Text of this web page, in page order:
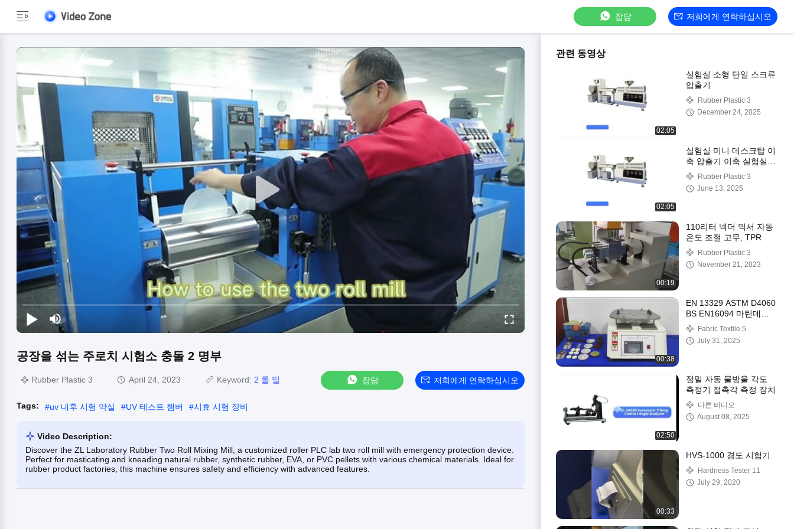
잡담 저희에게 연락하십시오
공장을 섞는 주로치 시험소 충돌 2 명부
Rubber Plastic 3 April 24, 2023 Keyword: 2 롤 밀 잡담 저희에게 연락하십시오
Tags: #uv 내후 시험 약실 #UV 테스트 챔버 #시효 시험 장비
Video Description:
Discover the ZL Laboratory Rubber Two Roll Mixing Mill, a customized roller PLC lab two roll mill with emergency protection device.
Perfect for masticating and kneading natural rubber, synthetic rubber, EVA, or PVC pellets with various chemical materials. Ideal for
rubber product factories, this machine ensures safety and efficiency with advanced features.
관련 동영상
02:05
실험실 소형 단일 스크류
압출기
Rubber Plastic 3
December 24, 2025
02:05
실험실 미니 데스크탑 이
축 압출기 이축 실험실
압출 과립기
Rubber Plastic 3
June 13, 2025
00:19
110리터 넥더 믹서 자동
온도 조절 고무, TPR
Rubber Plastic 3
November 21, 2023
00:38
EN 13329 ASTM D4060
BS EN16094 마틴데일
마모 시험기 (목재 바닥
용) 마틴데일 마모 시험
기
Fabric Textile 5
July 31, 2025
02:50
정밀 자동 물방울 각도
측정기 접촉각 측정 장치
다른 비디오
August 08, 2025
00:33
HVS-1000 경도 시험기
Hardness Tester 11
July 29, 2020